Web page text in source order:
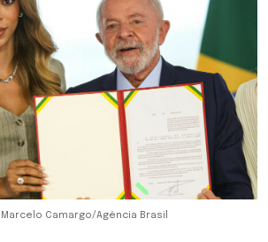
Marcelo Camargo/Agência Brasil